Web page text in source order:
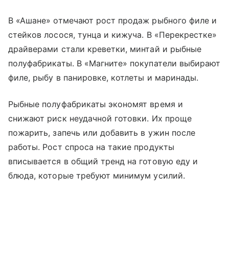
В «Ашане» отмечают рост продаж рыбного филе и
стейков лосося, тунца и кижуча. В «Перекрестке»
драйверами стали креветки, минтай и рыбные
полуфабрикаты. В «Магните» покупатели выбирают
филе, рыбу в панировке, котлеты и маринады.
Рыбные полуфабрикаты экономят время и
снижают риск неудачной готовки. Их проще
пожарить, запечь или добавить в ужин после
работы. Рост спроса на такие продукты
вписывается в общий тренд на готовую еду и
блюда, которые требуют минимум усилий.